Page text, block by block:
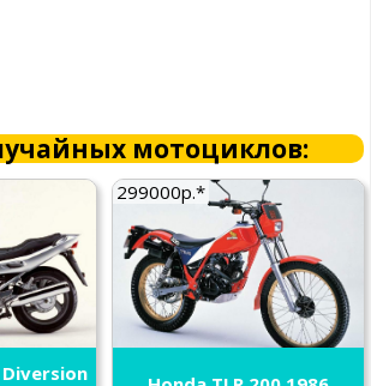
мотоциклов:
Diversion
299000р.*